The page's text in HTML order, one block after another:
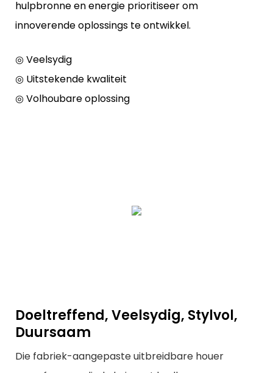
hulpbronne en energie prioritiseer om
innoverende oplossings te ontwikkel.
◎ Veelsydig
◎ Uitstekende kwaliteit
◎ Volhoubare oplossing
Doeltreffend, Veelsydig, Stylvol,
Duursaam
Die fabriek-aangepaste uitbreidbare houer